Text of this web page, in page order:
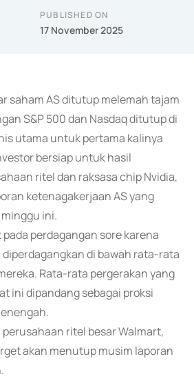
PUBLISHED ON
17 November 2025
saham AS ditutup melemah tajam
S&P 500 dan Nasdaq ditutup di
utama untuk pertama kalinya
bersiap untuk hasil
ritel dan raksasa chip Nvidia,
ketenagakerjaan AS yang
ini.
perdagangan sore karena
di bawah rata-rata
Rata-rata pergerakan yang
ini dipandang sebagai proksi
ritel besar Walmart,
akan menutup musim laporan